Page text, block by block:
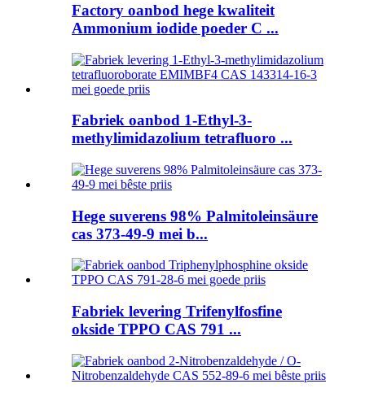
Factory oanbod hege kwaliteit
Ammonium iodide poeder C ...
Fabriek oanbod 1-Ethyl-3-
methylimidazolium tetrafluoro ...
Hege suverens 98% Palmitoleinsäure
cas 373-49-9 mei b...
Fabriek levering Trifenylfosfine
okside TPPO CAS 791 ...